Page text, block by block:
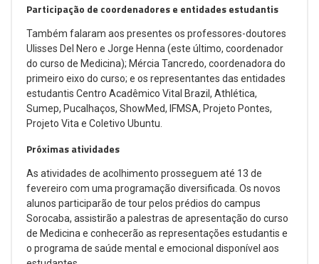
Participação de coordenadores e entidades estudantis
Também falaram aos presentes os professores-doutores
Ulisses Del Nero e Jorge Henna (este último, coordenador
do curso de Medicina); Mércia Tancredo, coordenadora do
primeiro eixo do curso; e os representantes das entidades
estudantis Centro Acadêmico Vital Brazil, Athlética,
Sumep, Pucalhaços, ShowMed, IFMSA, Projeto Pontes,
Projeto Vita e Coletivo Ubuntu.
Próximas atividades
As atividades de acolhimento prosseguem até 13 de
fevereiro com uma programação diversificada. Os novos
alunos participarão de tour pelos prédios do campus
Sorocaba, assistirão a palestras de apresentação do curso
de Medicina e conhecerão as representações estudantis e
o programa de saúde mental e emocional disponível aos